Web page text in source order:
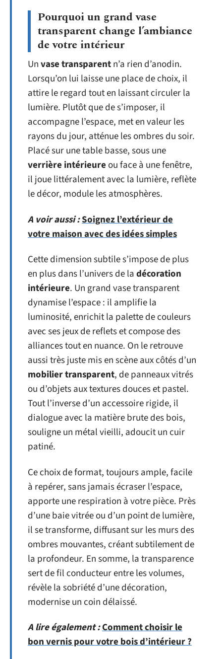
Pourquoi un grand vase
transparent change l’ambiance
de votre intérieur
Unvase transparentn’a rien d’anodin.
Lorsqu’on lui laisse une place de choix, il
attire le regard tout en laissant circuler la
lumière. Plutôt que de s’imposer, il
accompagne l’espace, met en valeur les
rayons du jour, atténue les ombres du soir.
Placé sur une table basse, sous une
verrière intérieure ou face à une fenêtre,
il joue littéralement avec la lumière, reflète
le décor, module les atmosphères.
A voir aussi :Soignez l’extérieur de
votre maison avec des idées simples
Cette dimension subtile s’impose de plus
en plus dans l’univers de ladécoration
intérieure. Un grand vase transparent
dynamise l’espace : il amplifie la
luminosité, enrichit la palette de couleurs
avec ses jeux de reflets et compose des
alliances tout en nuance. On le retrouve
aussi très juste mis en scène aux côtés d’un
mobilier transparent, de panneaux vitrés
ou d’objets aux textures douces et pastel.
Tout l’inverse d’un accessoire rigide, il
dialogue avec la matière brute des bois,
souligne un métal vieilli, adoucit un cuir
patiné.
Ce choix de format, toujours ample, facile
à repérer, sans jamais écraser l’espace,
apporte une respiration à votre pièce. Près
d’une baie vitrée ou d’un point de lumière,
il se transforme, diffusant sur les murs des
ombres mouvantes, créant subtilement de
la profondeur. En somme, la transparence
sert de fil conducteur entre les volumes,
révèle la sobriété d’une décoration,
modernise un coin délaissé.
A lire également :Comment choisir le
bon vernis pour votre bois d’intérieur ?